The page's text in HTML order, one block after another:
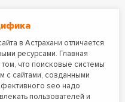
в Астрахани отличается
ресурсами. Главная
что поисковые системы
с сайтами, созданными
seo надо
пользователей и